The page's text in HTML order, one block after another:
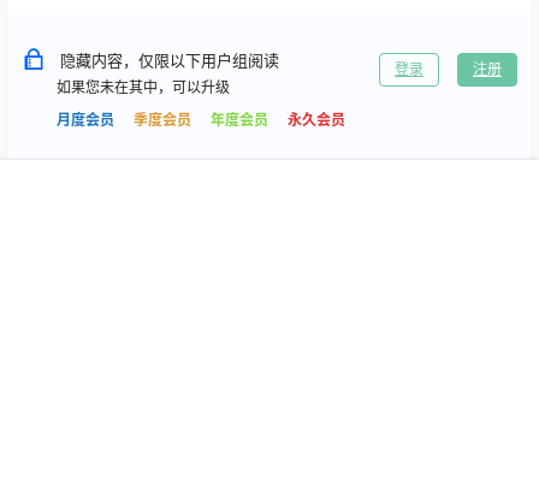
隐藏内容，仅限以下用户组阅读
如果您未在其中，可以升级
月度会员
季度会员 年度会员 永久会员
登录 注册